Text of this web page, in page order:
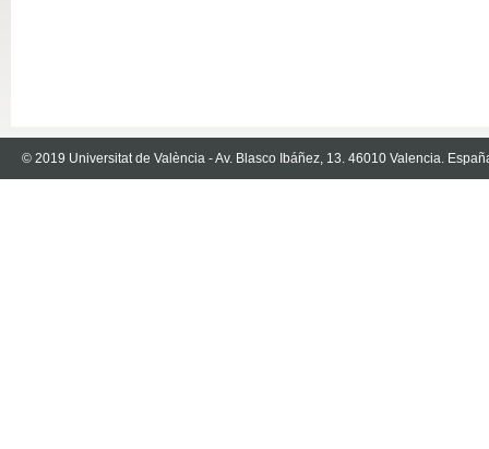
© 2019 Universitat de València - Av. Blasco Ibáñez, 13. 46010 Valencia.